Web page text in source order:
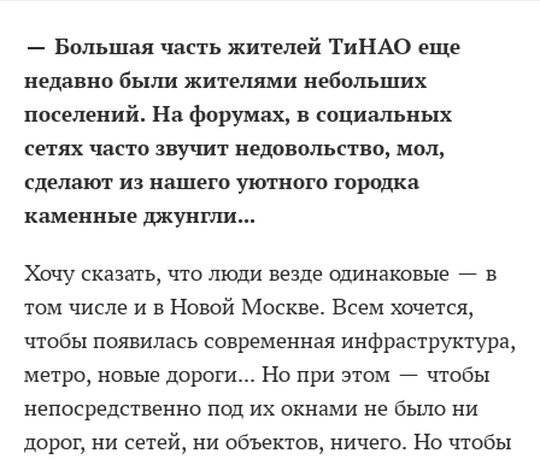
— Большая часть жителей ТиНАО еще
недавно были жителями небольших
поселений. На форумах, в социальных
сетях часто звучит недовольство, мол,
сделают из нашего уютного городка
каменные джунгли...
Хочу сказать, что люди везде одинаковые — в
том числе и в Новой Москве. Всем хочется,
чтобы появилась современная инфраструктура,
метро, новые дороги... Но при этом — чтобы
непосредственно под их окнами не было ни
дорог, ни сетей, ни объектов, ничего. Но чтобы